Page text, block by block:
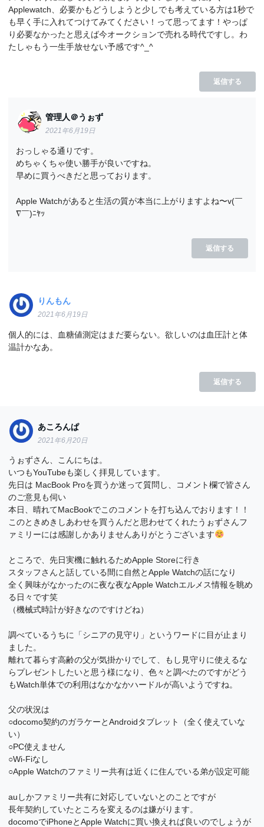
Applewatch、必要かもどうしようと少しでも考えている方は1秒で
も早く手に入れてつけてみてください！って思ってます！やっぱ
り必要なかったと思えば今オークションで売れる時代ですし。わ
たしゃもう一生手放せない予感です^_^
返信する
管理人＠うぉず
2021年6月19日
おっしゃる通りです。
めちゃくちゃ使い勝手が良いですね。
早めに買うべきだと思っております。
Apple Watchがあると生活の質が本当に上がりますよね〜v(￣
∇￣)ﾆﾔｯ
返信する
りんもん
2021年6月19日
個人的には、血糖値測定はまだ要らない。欲しいのは血圧計と体
温計かなあ。
返信する
あころんぱ
2021年6月20日
うぉずさん、こんにちは。
いつもYouTubeも楽しく拝見しています。
先日は MacBook Proを買うか迷って質問し、コメント欄で皆さん
のご意見も伺い
本日、晴れてMacBookでこのコメントを打ち込んでおります！！
このときめきしあわせを買うんだと思わせてくれたうぉずさんフ
ァミリーには感謝しかありませんありがとうございます
ところで、先日実機に触れるためApple Storeに行き
スタッフさんと話している間に自然とApple Watchの話になり
全く興味がなかったのに夜な夜なApple Watchエルメス情報を眺め
る日々です笑
（機械式時計が好きなのですけどね）
調べているうちに「シニアの見守り」というワードに目が止まり
ました。
離れて暮らす高齢の父が気掛かりでして、もし見守りに使えるな
らプレゼントしたいと思う様になり、色々と調べたのですがどう
もWatch単体での利用はなかなかハードルが高いようですね。
父の状況は
○docomo契約のガラケーとAndroidタブレット（全く使えていな
い）
○PC使えません
○Wi-Fiなし
○Apple Watchのファミリー共有は近くに住んでいる弟が設定可能
auしかファミリー共有に対応していないとのことですが
長年契約していたところを変えるのは嫌がります。
docomoでiPhoneとApple Watchに買い換えれば良いのでしょうが